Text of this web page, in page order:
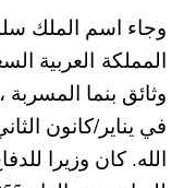
وجاء اسم الملك
المملكة العربية
وثائق بنما
الله. كان وزيرا